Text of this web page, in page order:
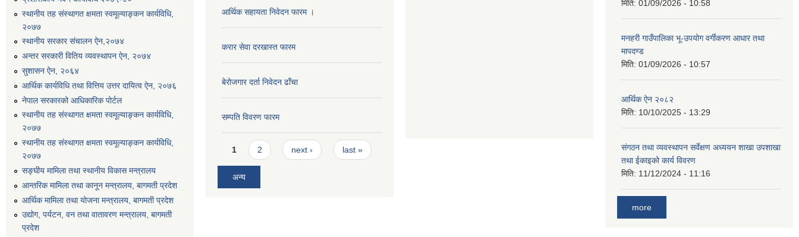
स्थानीय तह संस्थागत क्षमता स्वमूल्याङ्कन कार्यविधि,
२०७७
स्थानीय सरकार संचालन ऐन,२०७४
अन्तर सरकारी वितिय व्यवस्थापन ऐन, २०७४
सुशासन ऐन, २०६४
आर्थिक कार्यविधि तथा वित्तिय उत्तर दायित्व ऐन, २०७६
नेपाल सरकारको आधिकारिक पोर्टल
स्थानीय तह संस्थागत क्षमता स्वमूल्याङ्कन कार्यविधि,
२०७७
स्थानीय तह संस्थागत क्षमता स्वमूल्याङ्कन कार्यविधि,
२०७७
सङ्घीय मामिला तथा स्थानीय विकास मन्त्रालय
आन्तरिक मामिला तथा कानून मन्त्रालय, बागमती प्रदेश
आर्थिक मामिला तथा योजना मन्त्रालय, बागमती प्रदेश
उद्योग, पर्यटन, वन तथा वातावरण मन्त्रालय, बागमती
प्रदेश
आर्थिक सहायता निवेदन फारम ।
करार सेवा दरखास्त फारम
बेरोजगार दर्ता निवेदन ढाँचा
सम्पति विवरण फारम
Pages
1 2 next › last »
अन्य
मिति: 01/09/2026 - 10:58
मनहरी गाउँपालिका भू-उपयोग वर्गीकरण आधार तथा
मापदण्ड
मिति: 01/09/2026 - 10:57
आर्थिक ऐन २०८२
मिति: 10/10/2025 - 13:29
संगठन तथा व्यवस्थापन सर्वेक्षण अध्ययन शाखा उपशाखा
तथा ईकाइको कार्य विवरण
मिति: 11/12/2024 - 11:16
more